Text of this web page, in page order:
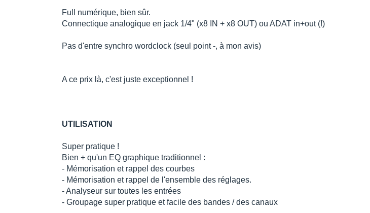
Full numérique, bien sûr.
Connectique analogique en jack 1/4" (x8 IN + x8 OUT) ou ADAT in+out (!)
Pas d'entre synchro wordclock (seul point -, à mon avis)
A ce prix là, c'est juste exceptionnel !
UTILISATION
Super pratique !
Bien + qu'un EQ graphique traditionnel :
- Mémorisation et rappel des courbes
- Mémorisation et rappel de l'ensemble des réglages.
- Analyseur sur toutes les entrées
- Groupage super pratique et facile des bandes / des canaux